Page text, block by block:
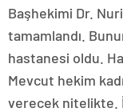
Başhekimi Dr. Nuri
tamamlandı.
hastanesi oldu.
Mevcut hekim
verecek nitelikte.